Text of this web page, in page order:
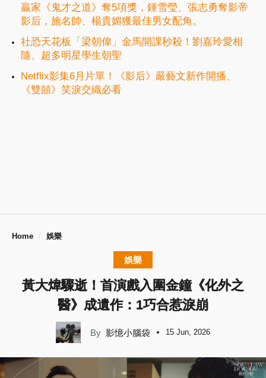
贏家《鬼才之道》奪5項獎，鍾雪瑩、張志勇奪影帝
影后，施名帥、楊貴媚獲最佳男女配角。
社恐天花板「梁朝偉」金馬開課秒殺！劉嘉玲愛相
隨、超多明星學生朝聖
Netflix影集6月片單！《影后》嚴藝文新作開播、
《雙囍》笑淚交織必看
Home 娛樂
娛樂
黃大煒驟逝！首演戲入圍金鐘《化外之
醫》成遺作：1巧合惹淚崩
影憶小腦袋 15 Jun, 2026